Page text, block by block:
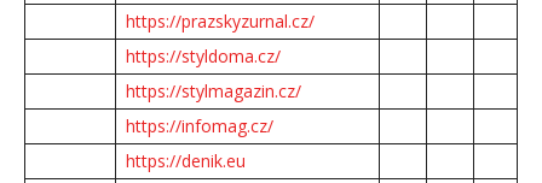
https://prazskyzurnal.cz/
https://styldoma.cz/
https://stylmagazin.cz/
https://infomag.cz/
https://denik.eu